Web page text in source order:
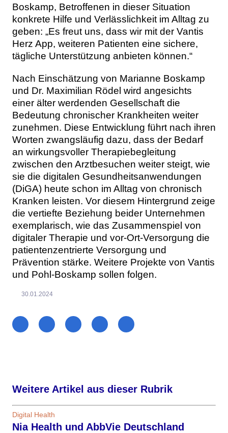
Boskamp, Betroffenen in dieser Situation
konkrete Hilfe und Verlässlichkeit im Alltag zu
geben: „Es freut uns, dass wir mit der Vantis
Herz App, weiteren Patienten eine sichere,
tägliche Unterstützung anbieten können.“
Nach Einschätzung von Marianne Boskamp
und Dr. Maximilian Rödel wird angesichts
einer älter werdenden Gesellschaft die
Bedeutung chronischer Krankheiten weiter
zunehmen. Diese Entwicklung führt nach ihren
Worten zwangsläufig dazu, dass der Bedarf
an wirkungsvoller Therapiebegleitung
zwischen den Arztbesuchen weiter steigt, wie
sie die digitalen Gesundheitsanwendungen
(DiGA) heute schon im Alltag von chronisch
Kranken leisten. Vor diesem Hintergrund zeige
die vertiefte Beziehung beider Unternehmen
exemplarisch, wie das Zusammenspiel von
digitaler Therapie und vor-Ort-Versorgung die
patientenzentrierte Versorgung und
Prävention stärke. Weitere Projekte von Vantis
und Pohl-Boskamp sollen folgen.
30.01.2024
Weitere Artikel aus dieser Rubrik
Digital Health
Nia Health und AbbVie Deutschland